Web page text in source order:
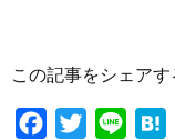
この記事をシェアす